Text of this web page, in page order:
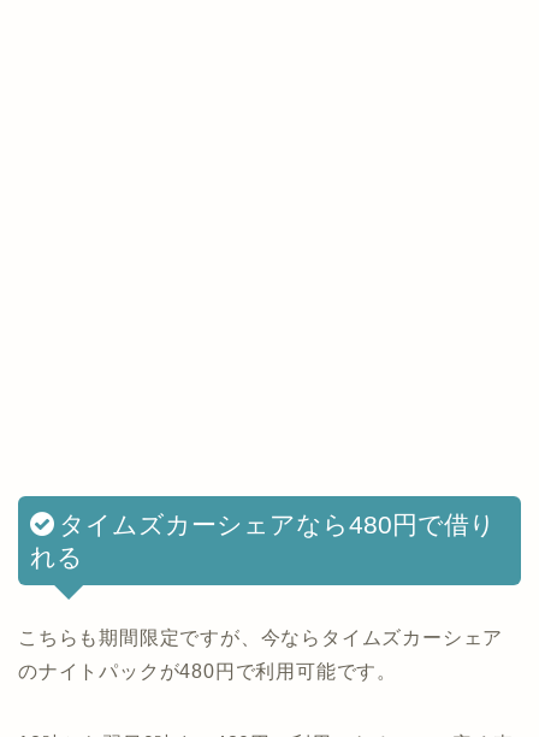
タイムズカーシェアなら480円で借り
れる
こちらも期間限定ですが、今ならタイムズカーシェア
のナイトパックが480円で利用可能です。